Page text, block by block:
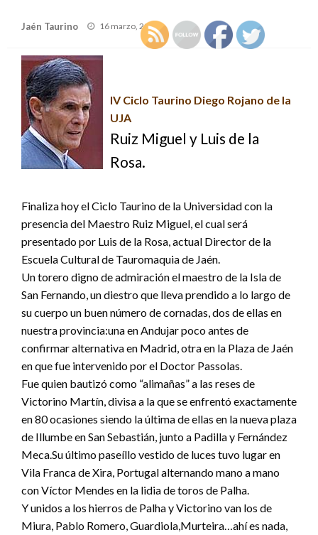
Jaén Taurino
Publicado
16 marzo, 2006
IV Ciclo Taurino Diego Rojano de la
UJA
Ruiz Miguel y Luis de la
Rosa.
Finaliza hoy el Ciclo Taurino de la Universidad con la
presencia del Maestro Ruiz Miguel, el cual será
presentado por Luis de la Rosa, actual Director de la
Escuela Cultural de Tauromaquia de Jaén.
Un torero digno de admiración el maestro de la Isla de
San Fernando, un diestro que lleva prendido a lo largo de
su cuerpo un buen número de cornadas, dos de ellas en
nuestra provincia:una en Andujar poco antes de
confirmar alternativa en Madrid, otra en la Plaza de Jaén
en que fue intervenido por el Doctor Passolas.
Fue quien bautizó como “alimañas” a las reses de
Victorino Martín, divisa a la que se enfrentó exactamente
en 80 ocasiones siendo la última de ellas en la nueva plaza
de Illumbe en San Sebastián, junto a Padilla y Fernández
Meca.Su último paseíllo vestido de luces tuvo lugar en
Vila Franca de Xira, Portugal alternando mano a mano
con Víctor Mendes en la lidia de toros de Palha.
Y unidos a los hierros de Palha y Victorino van los de
Miura, Pablo Romero, Guardiola,Murteira…ahí es nada,